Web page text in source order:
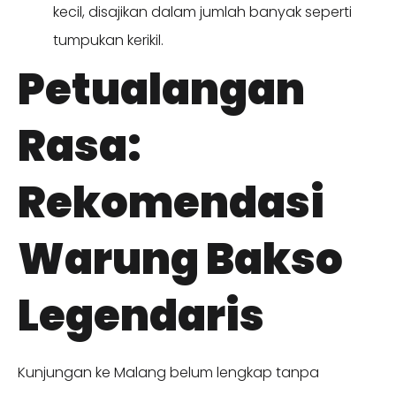
kecil, disajikan dalam jumlah banyak seperti
tumpukan kerikil.
Petualangan
Rasa:
Rekomendasi
Warung Bakso
Legendaris
Kunjungan ke Malang belum lengkap tanpa